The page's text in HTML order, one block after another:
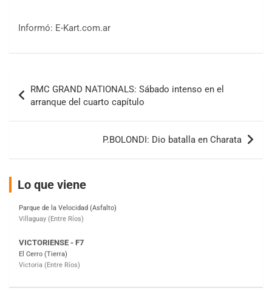
Informó: E-Kart.com.ar
de
entradas
RMC GRAND NATIONALS: Sábado intenso en el
arranque del cuarto capítulo
P.BOLONDI: Dio batalla en Charata
Lo que viene
08/09-AGO
Ramiro Tot (Asfalto)
Baradero (Buenos Aires)
KDO - F6
Ciudad de Trenque Lauquen (Asfalto)
Parque de la Velocidad (Asfalto)
Villaguay (Entre Ríos)
VICTORIENSE - F7
Victoria (Entre Ríos)
PATAGONICO - F6